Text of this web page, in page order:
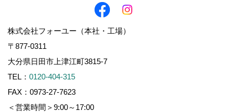
株式会社フォーユー（本社・工場）
〒877-0311
大分県日田市上津江町3815-7
TEL： 0120-404-315
FAX：0973-27-7623
＜営業時間＞9:00～17:00